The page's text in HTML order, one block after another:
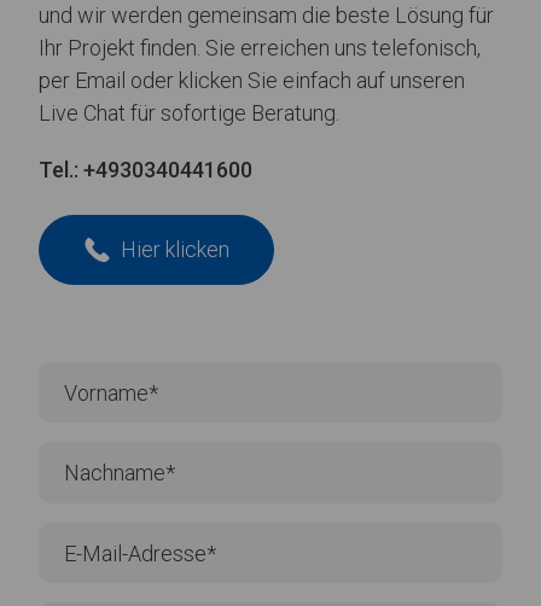
und wir werden gemeinsam die beste Lösung für
Ihr Projekt finden. Sie erreichen uns telefonisch,
per Email oder klicken Sie einfach auf unseren
Live Chat für sofortige Beratung.
Tel.: +4930340441600
Hier klicken